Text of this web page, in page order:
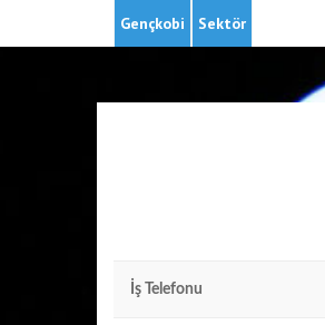
Gençkobi Sektör
İş Telefonu